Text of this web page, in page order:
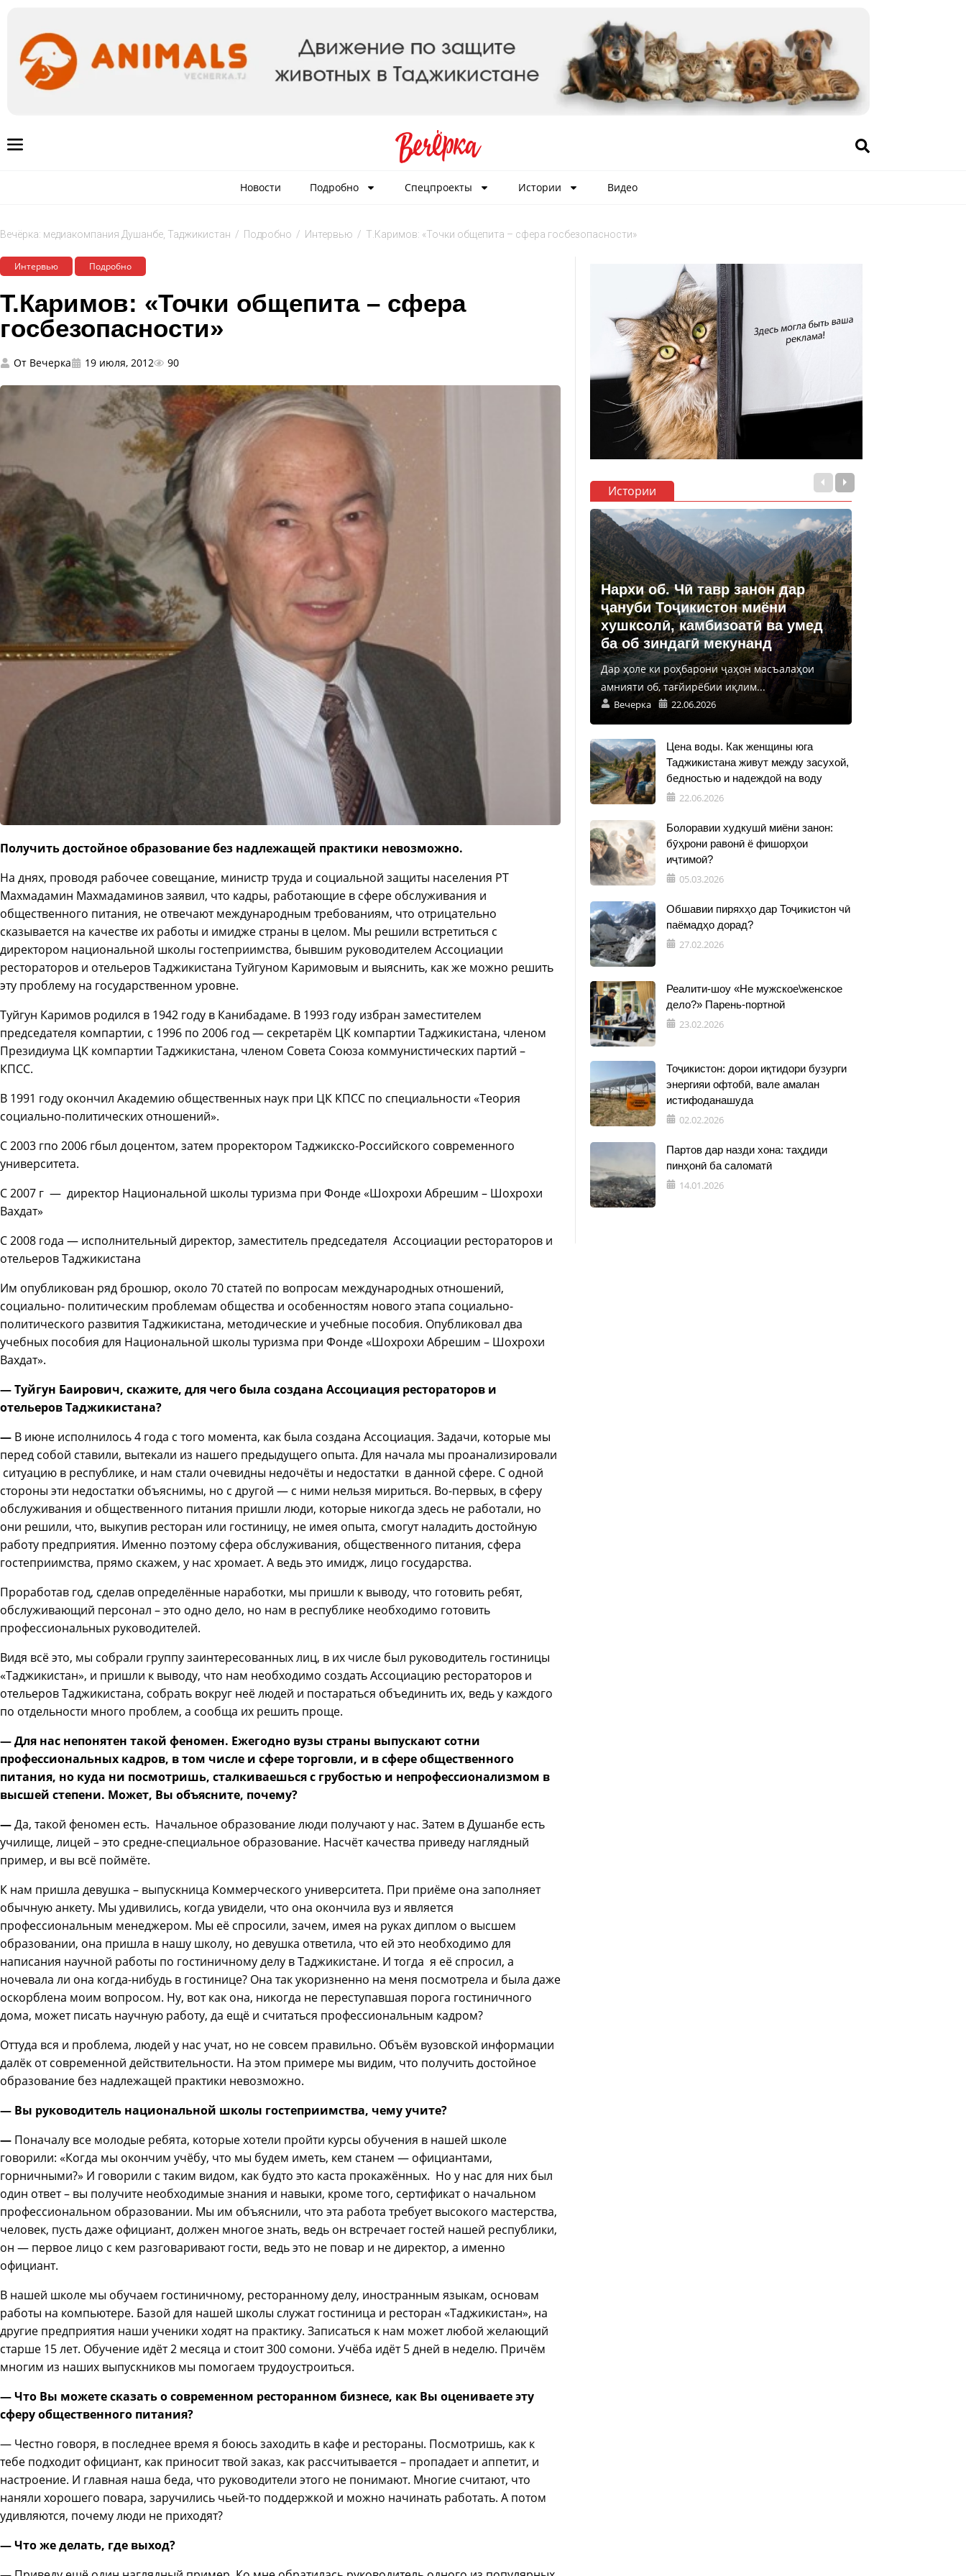
Новости Подробно Спецпроекты Истории Видео
Вечёрка: медиакомпания Душанбе, Таджикистан / Подробно / Интервью / Т.Каримов: «Точки общепита – сфера госбезопасности»
Интервью Подробно
Т.Каримов: «Точки общепита – сфера
госбезопасности»
От Вечерка 19 июля, 2012 90
Получить достойное образование без надлежащей практики невозможно.
На днях, проводя рабочее совещание, министр труда и социальной защиты населения РТ
Махмадамин Махмадаминов заявил, что кадры, работающие в сфере обслуживания и
общественного питания, не отвечают международным требованиям, что отрицательно
сказывается на качестве их работы и имидже страны в целом. Мы решили встретиться с
директором национальной школы гостеприимства, бывшим руководителем Ассоциации
рестораторов и отельеров Таджикистана Туйгуном Каримовым и выяснить, как же можно решить
эту проблему на государственном уровне.
Туйгун Каримов родился в 1942 году в Канибадаме. В 1993 году избран заместителем
председателя компартии, с 1996 по 2006 год — секретарём ЦК компартии Таджикистана, членом
Президиума ЦК компартии Таджикистана, членом Совета Союза коммунистических партий –
КПСС.
В 1991 году окончил Академию общественных наук при ЦК КПСС по специальности «Теория
социально-политических отношений».
С 2003 гпо 2006 гбыл доцентом, затем проректором Таджикско-Российского современного
университета.
С 2007 г — директор Национальной школы туризма при Фонде «Шохрохи Абрешим – Шохрохи
Вахдат»
C 2008 года — исполнительный директор, заместитель председателя Ассоциации рестораторов и
отельеров Таджикистана
Им опубликован ряд брошюр, около 70 статей по вопросам международных отношений,
социально- политическим проблемам общества и особенностям нового этапа социально-
политического развития Таджикистана, методические и учебные пособия. Опубликовал два
учебных пособия для Национальной школы туризма при Фонде «Шохрохи Абрешим – Шохрохи
Вахдат».
— Туйгун Баирович, скажите, для чего была создана Ассоциация рестораторов и
отельеров Таджикистана?
— В июне исполнилось 4 года с того момента, как была создана Ассоциация. Задачи, которые мы
перед собой ставили, вытекали из нашего предыдущего опыта. Для начала мы проанализировали
ситуацию в республике, и нам стали очевидны недочёты и недостатки в данной сфере. С одной
стороны эти недостатки объяснимы, но с другой — с ними нельзя мириться. Во-первых, в сферу
обслуживания и общественного питания пришли люди, которые никогда здесь не работали, но
они решили, что, выкупив ресторан или гостиницу, не имея опыта, смогут наладить достойную
работу предприятия. Именно поэтому сфера обслуживания, общественного питания, сфера
гостеприимства, прямо скажем, у нас хромает. А ведь это имидж, лицо государства.
Проработав год, сделав определённые наработки, мы пришли к выводу, что готовить ребят,
обслуживающий персонал – это одно дело, но нам в республике необходимо готовить
профессиональных руководителей.
Видя всё это, мы собрали группу заинтересованных лиц, в их числе был руководитель гостиницы
«Таджикистан», и пришли к выводу, что нам необходимо создать Ассоциацию рестораторов и
отельеров Таджикистана, собрать вокруг неё людей и постараться объединить их, ведь у каждого
по отдельности много проблем, а сообща их решить проще.
— Для нас непонятен такой феномен. Ежегодно вузы страны выпускают сотни
профессиональных кадров, в том числе и сфере торговли, и в сфере общественного
питания, но куда ни посмотришь, сталкиваешься с грубостью и непрофессионализмом в
высшей степени. Может, Вы объясните, почему?
—Да, такой феномен есть. Начальное образование люди получают у нас. Затем в Душанбе есть
училище, лицей – это средне-специальное образование. Насчёт качества приведу наглядный
пример, и вы всё поймёте.
К нам пришла девушка – выпускница Коммерческого университета. При приёме она заполняет
обычную анкету. Мы удивились, когда увидели, что она окончила вуз и является
профессиональным менеджером. Мы её спросили, зачем, имея на руках диплом о высшем
образовании, она пришла в нашу школу, но девушка ответила, что ей это необходимо для
написания научной работы по гостиничному делу в Таджикистане. И тогда я её спросил, а
ночевала ли она когда-нибудь в гостинице? Она так укоризненно на меня посмотрела и была даже
оскорблена моим вопросом. Ну, вот как она, никогда не переступавшая порога гостиничного
дома, может писать научную работу, да ещё и считаться профессиональным кадром?
Оттуда вся и проблема, людей у нас учат, но не совсем правильно. Объём вузовской информации
далёк от современной действительности. На этом примере мы видим, что получить достойное
образование без надлежащей практики невозможно.
— Вы руководитель национальной школы гостеприимства, чему учите?
— Поначалу все молодые ребята, которые хотели пройти курсы обучения в нашей школе
говорили: «Когда мы окончим учёбу, что мы будем иметь, кем станем — официантами,
горничными?» И говорили с таким видом, как будто это каста прокажённых. Но у нас для них был
один ответ – вы получите необходимые знания и навыки, кроме того, сертификат о начальном
профессиональном образовании. Мы им объяснили, что эта работа требует высокого мастерства,
человек, пусть даже официант, должен многое знать, ведь он встречает гостей нашей республики,
он — первое лицо с кем разговаривают гости, ведь это не повар и не директор, а именно
официант.
В нашей школе мы обучаем гостиничному, ресторанному делу, иностранным языкам, основам
работы на компьютере. Базой для нашей школы служат гостиница и ресторан «Таджикистан», на
другие предприятия наши ученики ходят на практику. Записаться к нам может любой желающий
старше 15 лет. Обучение идёт 2 месяца и стоит 300 сомони. Учёба идёт 5 дней в неделю. Причём
многим из наших выпускников мы помогаем трудоустроиться.
— Что Вы можете сказать о современном ресторанном бизнесе, как Вы оцениваете эту
сферу общественного питания?
— Честно говоря, в последнее время я боюсь заходить в кафе и рестораны. Посмотришь, как к
тебе подходит официант, как приносит твой заказ, как рассчитывается – пропадает и аппетит, и
настроение. И главная наша беда, что руководители этого не понимают. Многие считают, что
наняли хорошего повара, заручились чьей-то поддержкой и можно начинать работать. А потом
удивляются, почему люди не приходят?
— Что же делать, где выход?
Истории
Нархи об. Чӣ тавр занон дар
ҷануби Тоҷикистон миёни
хушксолӣ, камбизоатӣ ва умед
ба об зиндагӣ мекунанд
Дар ҳоле ки роҳбарони ҷаҳон масъалаҳои
амнияти об, тағйирёбии иқлим...
Вечерка 22.06.2026
Цена воды. Как женщины юга
Таджикистана живут между засухой,
бедностью и надеждой на воду
22.06.2026
Болоравии худкушӣ миёни занон:
бӯҳрони равонӣ ё фишорҳои
иҷтимоӣ?
05.03.2026
Обшавии пиряхҳо дар Тоҷикистон чӣ
паёмадҳо дорад?
27.02.2026
Реалити-шоу «Не мужское\женское
дело?» Парень-портной
23.02.2026
Тоҷикистон: дорои иқтидори бузурги
энергияи офтобӣ, вале амалан
истифоданашуда
02.02.2026
Партов дар назди хона: таҳдиди
пинҳонӣ ба саломатӣ
14.01.2026